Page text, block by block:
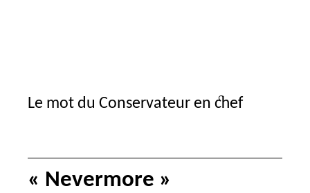
Le mot du Conservateur en chef
« Nevermore »